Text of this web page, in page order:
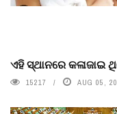
ଏହି ସ୍ଥାନରେ କଳାଜାଇ
15217 AUG 05,